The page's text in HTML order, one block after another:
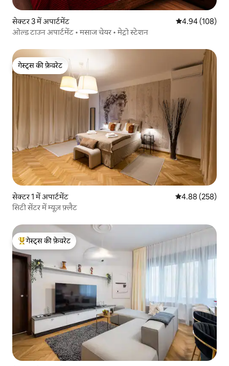
सेक्टर 3 में अपार्टमेंट औसत रेटिंग 5 में से
4.94 (108)
ओल्ड टाउन अपार्टमेंट • मसाज चेयर • मेट्रो स्टेशन
गेस्ट्स की फ़ेवरेट
गेस्ट्स की फ़ेवरेट
सेक्टर 1 में अपार्टमेंट औसत रेटिंग 5 में से
4.88 (258)
सिटी सेंटर में म्यूज़ फ़्लैट
गेस्ट्स का टॉप फ़ेवरेट
गेस्ट्स की फ़ेवरेट